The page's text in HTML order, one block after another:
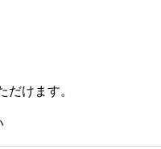
けます。